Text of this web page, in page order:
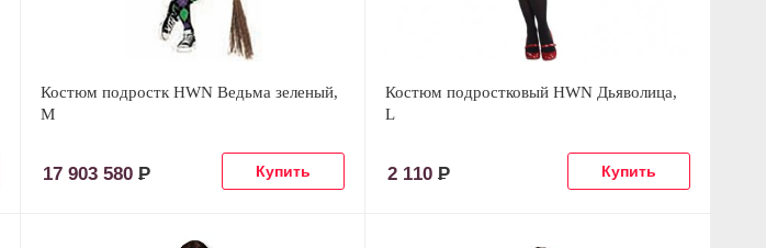
Костюм подростк HWN Ведьма зеленый,
M
17 903 580 Р
Костюм подростковый HWN Дьяволица,
L
2 110Р